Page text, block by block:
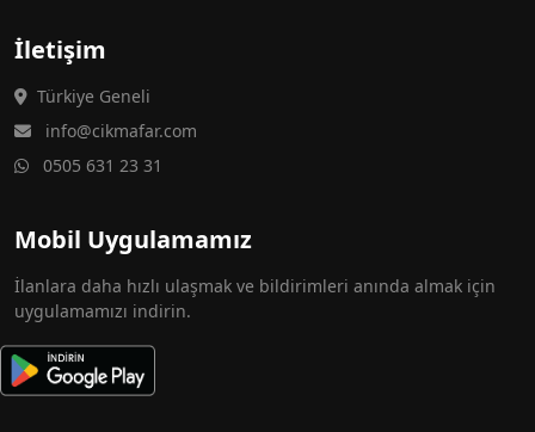
İletişim
Türkiye Geneli
info@cikmafar.com
0505 631 23 31
Mobil Uygulamamız
İlanlara daha hızlı ulaşmak ve bildirimleri anında almak için
uygulamamızı indirin.